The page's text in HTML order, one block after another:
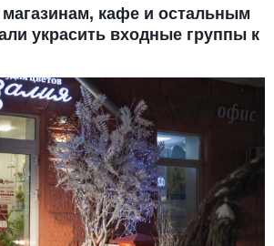
кафе и остальным
украсить входные группы к